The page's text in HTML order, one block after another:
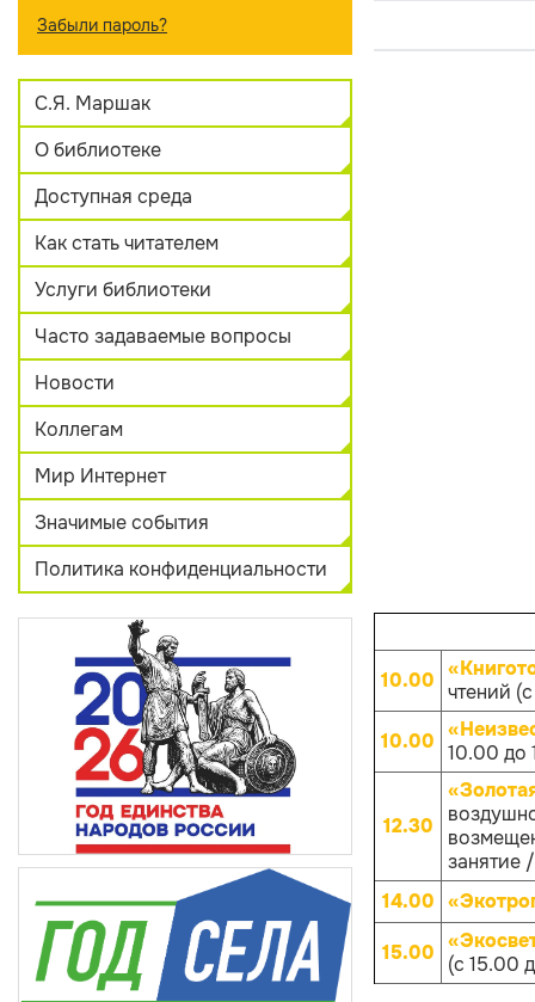
Забыли пароль?
С.Я. Маршак
О библиотеке
Доступная среда
Как стать читателем
Услуги библиотеки
Часто задаваемые вопросы
Новости
Коллегам
Мир Интернет
Значимые события
Политика конфиденциальности
10.00 чтений
10.00 10.00 до
12.30
занятие
14.00
15.00
(с 15.00